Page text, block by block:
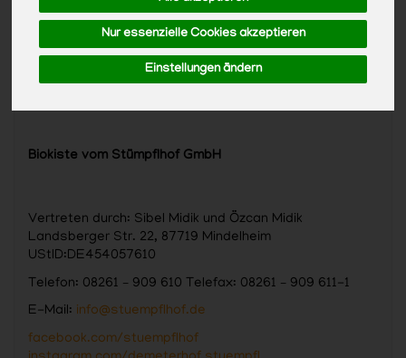
Nur essenzielle Cookies akzeptieren
Einstellungen ändern
Biokiste vom Stümpflhof GmbH
Vertreten durch: Sibel Midik und Özcan Midik
Landsberger Str. 22, 87719 Mindelheim
UStID:DE454057610
Telefon: 08261 – 909 610 Telefax: 08261 – 909 611-1
E-Mail: info@stuempflhof.de
facebook.com/stuempflhof